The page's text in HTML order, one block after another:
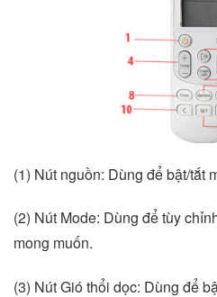
(1) Nút nguồn: Dùng để bật/tắt
(2) Nút Mode: Dùng để tùy
mong muốn.
(3) Nút Gió thổi dọc: Dùng để